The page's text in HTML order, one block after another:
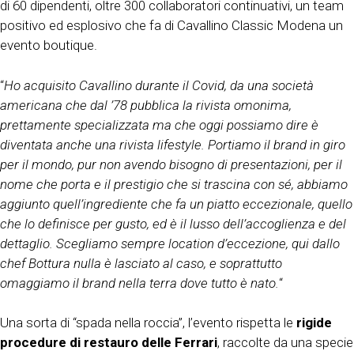
di 60 dipendenti, oltre 300 collaboratori continuativi, un team
positivo ed esplosivo che fa di Cavallino Classic Modena un
evento boutique.
“Ho acquisito Cavallino durante il Covid, da una società
americana che dal ’78 pubblica la rivista omonima,
prettamente specializzata ma che oggi possiamo dire è
diventata anche una rivista lifestyle. Portiamo il brand in giro
per il mondo, pur non avendo bisogno di presentazioni, per il
nome che porta e il prestigio che si trascina con sé, abbiamo
aggiunto quell’ingrediente che fa un piatto eccezionale, quello
che lo definisce per gusto, ed è il lusso dell’accoglienza e del
dettaglio. Scegliamo sempre location d’eccezione, qui dallo
chef Bottura nulla è lasciato al caso, e soprattutto
omaggiamo il brand nella terra dove tutto è nato. “
Una sorta di “spada nella roccia”, l’evento rispetta le rigide
procedure di restauro delle Ferrari, raccolte da una specie